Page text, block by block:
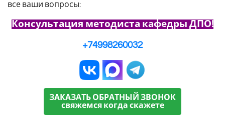
все ваши вопросы:
Консультация методиста кафедры ДПО!
+74998260032
ЗАКАЗАТЬ ОБРАТНЫЙ ЗВОНОК
свяжемся когда скажете